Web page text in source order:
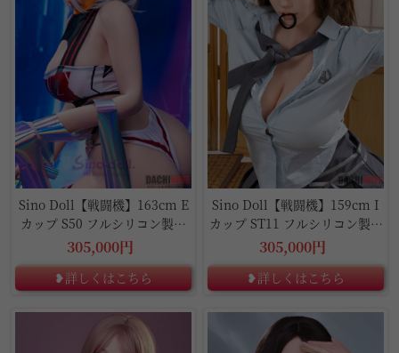
Sino Doll【戦闘機】163cm E
カップ S50 フルシリコン製ラ
ブドール
305,000円
❥詳しくはこちら
Sino Doll【戦闘機】159cm I
カップ ST11 フルシリコン製ラ
ブドール
305,000円
❥詳しくはこちら